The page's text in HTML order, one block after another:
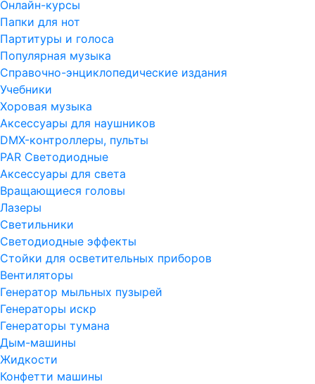
Онлайн-курсы
Папки для нот
Партитуры и голоса
Популярная музыка
Справочно-энциклопедические издания
Учебники
Хоровая музыка
Аксессуары для наушников
DMX-контроллеры, пульты
PAR Светодиодные
Аксессуары для света
Вращающиеся головы
Лазеры
Светильники
Светодиодные эффекты
Стойки для осветительных приборов
Вентиляторы
Генератор мыльных пузырей
Генераторы искр
Генераторы тумана
Дым-машины
Жидкости
Конфетти машины